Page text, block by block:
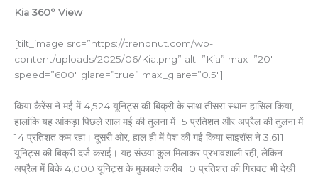
Kia 360° View
[tilt_image src=”https://trendnut.com/wp-
content/uploads/2025/06/Kia.png” alt=”Kia” max=”20″
speed=”600″ glare=”true” max_glare=”0.5″]
किया कैरेंस ने मई में 4,524 यूनिट्स की बिक्री के साथ तीसरा स्थान हासिल किया,
हालांकि यह आंकड़ा पिछले साल मई की तुलना में 15 प्रतिशत और अप्रैल की तुलना में
14 प्रतिशत कम रहा। दूसरी ओर, हाल ही में पेश की गई किया साइरॉस ने 3,611
यूनिट्स की बिक्री दर्ज कराई। यह संख्या कुल मिलाकर प्रभावशाली रही, लेकिन
अप्रैल में बिके 4,000 यूनिट्स के मुकाबले करीब 10 प्रतिशत की गिरावट भी देखी